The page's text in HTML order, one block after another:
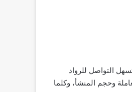
التواصل للرواد
وحجم المنشأ، وكلما